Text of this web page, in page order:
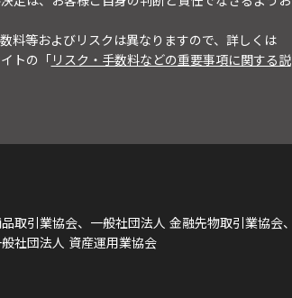
料等およびリスクは異なりますので、詳しくは
トの「リスク・手数料などの重要事項に関する説
取引業協会、一般社団法人 金融先物取引業協会、
社団法人 資産運用業協会